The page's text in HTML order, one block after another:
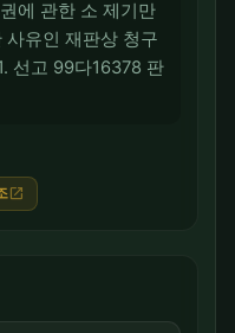
에 관한 소 제기만
사유인 재판상 청구
선고 99다16378 판
open_in_new